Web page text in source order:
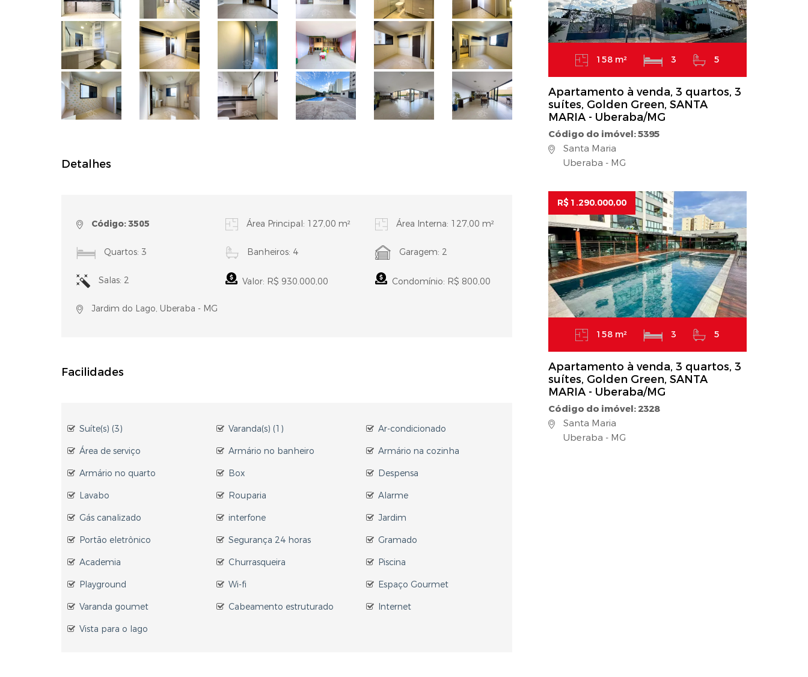
Detalhes
Código: 3505 Área Principal: 127,00 m² Área Interna: 127,00 m²
Quartos: 3 Banheiros: 4 Garagem: 2
Salas: 2 Valor: R$ 930.000,00 Condomínio: R$ 800,00
Jardim do Lago, Uberaba - MG
Facilidades
Suíte(s) (3) Varanda(s) (1)
Ar-condicionado
Área de serviço
Armário no banheiro
Armário na cozinha
Armário no quarto
Box
Despensa
Lavabo
Rouparia
Alarme
Gás canalizado
interfone
Jardim
Portão eletrônico
Segurança 24 horas
Gramado
Academia
Churrasqueira
Piscina
Playground
Wi-fi
Espaço Gourmet
Varanda goumet
Cabeamento estruturado
Internet
Vista para o lago
158 m² 3 5
Apartamento à venda, 3 quartos, 3
suítes, Golden Green, SANTA
MARIA - Uberaba/MG
Código do imóvel: 5395
Santa Maria
Uberaba - MG
R$ 1.290.000,00
158 m² 3 5
Apartamento à venda, 3 quartos, 3
suítes, Golden Green, SANTA
MARIA - Uberaba/MG
Código do imóvel: 2328
Santa Maria
Uberaba - MG